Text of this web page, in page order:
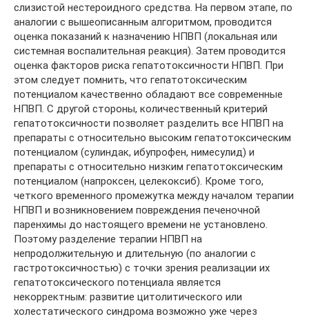
слизистой нестероидного средства. На первом этапе, по
аналогии с вышеописанным алгоритмом, проводится
оценка показаний к назначению НПВП (локальная или
системная воспалительная реакция). Затем проводится
оценка факторов риска гепатотоксичности НПВП. При
этом следует помнить, что гепатотоксическим
потенциалом качественно обладают все современные
НПВП. С другой стороны, количественный критерий
гепатотоксичности позволяет разделить все НПВП на
препараты с относительно высоким гепатотоксическим
потенциалом (сулиндак, ибупрофен, нимесулид) и
препараты с относительно низким гепатотоксическим
потенциалом (напроксен, целекоксиб). Кроме того,
четкого временного промежутка между началом терапии
НПВП и возникновением повреждения печеночной
паренхимы до настоящего времени не установлено.
Поэтому разделение терапии НПВП на
непродолжительную и длительную (по аналогии с
гастротоксичностью) с точки зрения реализации их
гепатотоксического потенциала является
некорректным: развитие цитолитического или
холестатического синдрома возможно уже через